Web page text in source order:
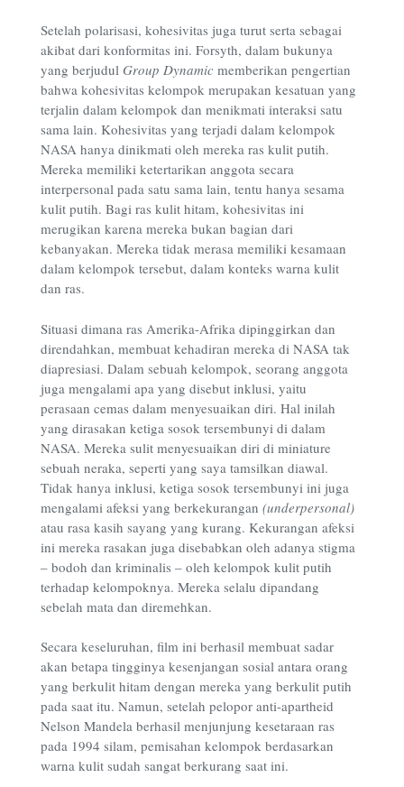
Setelah polarisasi, kohesivitas juga turut serta sebagai
akibat dari konformitas ini. Forsyth, dalam bukunya
yang berjudul Group Dynamic memberikan pengertian
bahwa kohesivitas kelompok merupakan kesatuan yang
terjalin dalam kelompok dan menikmati interaksi satu
sama lain. Kohesivitas yang terjadi dalam kelompok
NASA hanya dinikmati oleh mereka ras kulit putih.
Mereka memiliki ketertarikan anggota secara
interpersonal pada satu sama lain, tentu hanya sesama
kulit putih. Bagi ras kulit hitam, kohesivitas ini
merugikan karena mereka bukan bagian dari
kebanyakan. Mereka tidak merasa memiliki kesamaan
dalam kelompok tersebut, dalam konteks warna kulit
dan ras.
Situasi dimana ras Amerika-Afrika dipinggirkan dan
direndahkan, membuat kehadiran mereka di NASA tak
diapresiasi. Dalam sebuah kelompok, seorang anggota
juga mengalami apa yang disebut inklusi, yaitu
perasaan cemas dalam menyesuaikan diri. Hal inilah
yang dirasakan ketiga sosok tersembunyi di dalam
NASA. Mereka sulit menyesuaikan diri di miniature
sebuah neraka, seperti yang saya tamsilkan diawal.
Tidak hanya inklusi, ketiga sosok tersembunyi ini juga
mengalami afeksi yang berkekurangan (underpersonal)
atau rasa kasih sayang yang kurang. Kekurangan afeksi
ini mereka rasakan juga disebabkan oleh adanya stigma
– bodoh dan kriminalis – oleh kelompok kulit putih
terhadap kelompoknya. Mereka selalu dipandang
sebelah mata dan diremehkan.
Secara keseluruhan, film ini berhasil membuat sadar
akan betapa tingginya kesenjangan sosial antara orang
yang berkulit hitam dengan mereka yang berkulit putih
pada saat itu. Namun, setelah pelopor anti-apartheid
Nelson Mandela berhasil menjunjung kesetaraan ras
pada 1994 silam, pemisahan kelompok berdasarkan
warna kulit sudah sangat berkurang saat ini.